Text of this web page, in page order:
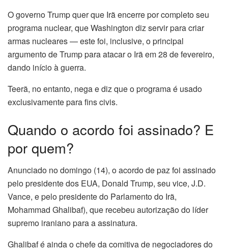
O governo Trump quer que Irã encerre por completo seu
programa nuclear, que Washington diz servir para criar
armas nucleares — este foi, inclusive, o principal
argumento de Trump para atacar o Irã em 28 de fevereiro,
dando início à guerra.
Teerã, no entanto, nega e diz que o programa é usado
exclusivamente para fins civis.
Quando o acordo foi assinado? E
por quem?
Anunciado no domingo (14), o acordo de paz foi assinado
pelo presidente dos EUA, Donald Trump, seu vice, J.D.
Vance, e pelo presidente do Parlamento do Irã,
Mohammad Ghalibaf), que recebeu autorização do líder
supremo iraniano para a assinatura.
Ghalibaf é ainda o chefe da comitiva de negociadores do